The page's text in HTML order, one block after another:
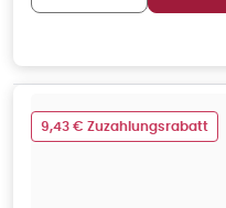
9,43 € Zuzahlungsrabatt